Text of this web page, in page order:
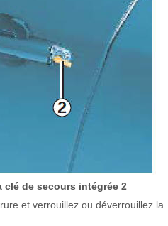
clé de secours intégrée 2
et verrouillez ou déverrouillez la